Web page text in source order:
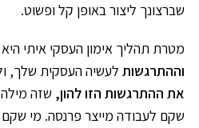
שברצונך ליצור באופן קל ופשוט.
מטרת תהליך אימון העסקי איתי היא
וההתרגשות לעשיה העסקית שלך,
את ההתרגשות הזו להון, שזה
שקם לעבודה מייצר פרנסה. מי שקם